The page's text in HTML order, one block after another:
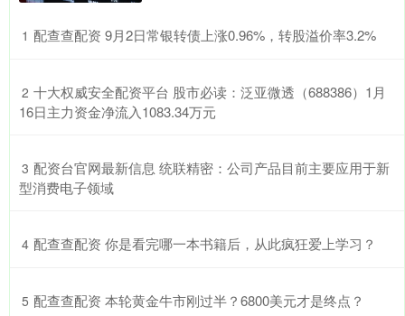
1 ​配查查配资 9月2日常银转债上涨0.96%，转股溢价率3.2%
2 ​十大权威安全配资平台 股市必读：泛亚微透（688386）1月
16日主力资金净流入1083.34万元
3 ​配资台官网最新信息 统联精密：公司产品目前主要应用于新
型消费电子领域
4 ​配查查配资 你是看完哪一本书籍后，从此疯狂爱上学习？
5 ​配查查配资 本轮黄金牛市刚过半？6800美元才是终点？